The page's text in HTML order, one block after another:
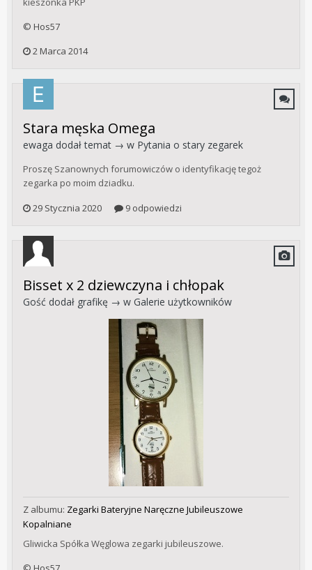
© Hos57
2 Marca 2014
Stara męska Omega
ewaga dodał temat → w Pytania o stary zegarek
Proszę Szanownych forumowiczów o identyfikację tegoż
zegarka po moim dziadku.
29 Stycznia 2020
9 odpowiedzi
Bisset x 2 dziewczyna i chłopak
Gość dodał grafikę → w Galerie użytkowników
Z albumu: Zegarki Bateryjne Naręczne Jubileuszowe
Kopalniane
Gliwicka Spółka Węglowa zegarki jubileuszowe.